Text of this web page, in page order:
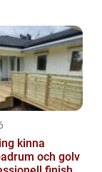
kinna
och golv